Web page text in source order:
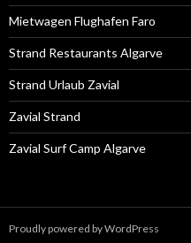
Mietwagen Flughafen Faro
Strand Restaurants Algarve
Strand Urlaub Zavial
Zavial Strand
Zavial Surf Camp Algarve
Proudly powered by WordPress